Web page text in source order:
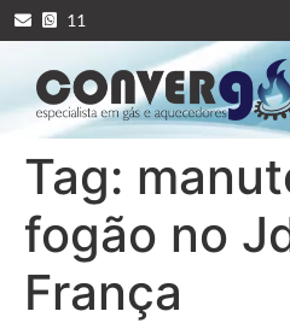
11
Tag:
fogão no
França